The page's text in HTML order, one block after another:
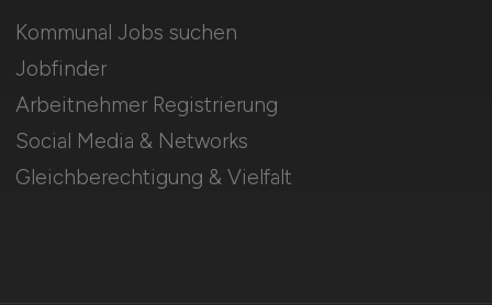
Kommunal Jobs suchen
Jobfinder
Arbeitnehmer Registrierung
Social Media & Networks
Gleichberechtigung & Vielfalt